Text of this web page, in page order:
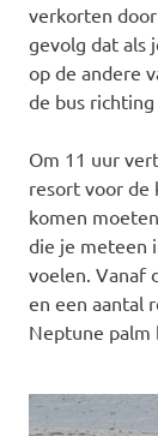
verkorten
gevolg dat als
op de andere
de bus
Om 11 uur
resort voor de
komen
die je meteen
voelen. Vanaf
en een aantal
Neptune palm